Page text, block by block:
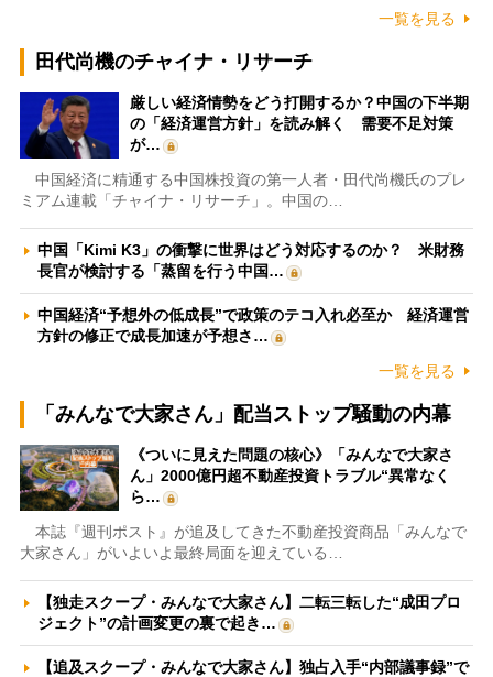
一覧を見る
田代尚機のチャイナ・リサーチ
厳しい経済情勢をどう打開するか？中国の下半期
の「経済運営方針」を読み解く 需要不足対策
が…
中国経済に精通する中国株投資の第一人者・田代尚機氏のプレ
ミアム連載「チャイナ・リサーチ」。中国の…
中国「Kimi K3」の衝撃に世界はどう対応するのか？ 米財務
長官が検討する「蒸留を行う中国…
中国経済“予想外の低成長”で政策のテコ入れ必至か 経済運営
方針の修正で成長加速が予想さ…
一覧を見る
「みんなで大家さん」配当ストップ騒動の内幕
《ついに見えた問題の核心》「みんなで大家さ
ん」2000億円超不動産投資トラブル“異常なく
ら…
本誌『週刊ポスト』が追及してきた不動産投資商品「みんなで
大家さん」がいよいよ最終局面を迎えている…
【独走スクープ・みんなで大家さん】二転三転した“成田プロ
ジェクト”の計画変更の裏で起き…
【追及スクープ・みんなで大家さん】独占入手“内部議事録”で